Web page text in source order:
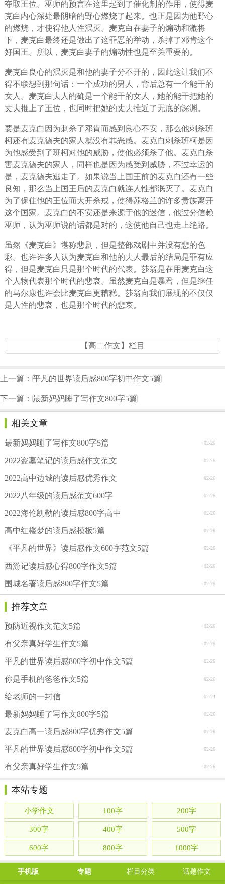
夺取王位。巫师的预言在这里起到了催化剂的作用，使得麦
克白内心深处最阴暗的野心燃烧了起来。也正是因为他野心
的燃烧，才使得他人性泯灭。麦克白在妻子的煽动和激将
下，麦克白最终还是做出了这罪恶的举动，杀掉了邓肯这个
好国王。所以，麦克白妻子的煽动性也是至关重要的。
麦克白良心的泯灭是和他的妻子分不开的，因此这让我们不
得不联想到那句话：一个成功的男人，背后总有一个能干的
女人。麦克白夫人的确是一个能干的女人，她的能干把她的
丈夫推上了王位，也同时把她的丈夫推近了无底的深渊。
要是麦克白因为刺杀了邓肯而感到良心不安，那么他刺杀班
柯还有麦克德夫的家人就没有罪恶感。麦克白刺杀班柯是因
为他感受到了班柯对他的威胁，使他必须杀了他。麦克白杀
害麦克德夫的家人，同样也是因为感受到威胁，不过幸运的
是，麦克德夫逃走了。如果说当上国王前的麦克白还有一些
良知，那么当上国王后的麦克白就连人性都泯灭了。麦克白
为了保住他的王位而大开杀戒，使得苏格兰的许多贵族离开
这个国家。麦克白的不安还是来源于他的迷信，他过分信赖
巫师，认为巫师说的话都是对的，这使他自己也走上绝路。
虽然《麦克白》堪称悲剧，但是整部戏剧中并没有悲的色
彩。也许许多人认为麦克白和他的夫人最后的结局是罪有应
得，但是麦克白只是那个时代的代表。莎翁是在用麦克白这
个人物代表那个时代的悲哀。虽然麦克白是暴君，但是继任
的马尔康也许会比麦克白更糟糕。莎翁向我们展现的不仅仅
是人性的悲哀，也是那个时代的悲哀。
【高二作文】栏目
上一篇： 平凡的世界读后感800字初中作文5篇
下一篇： 最新妈妈睡了写作文800字5篇
相关文章
02-26
最新妈妈睡了写作文800字5篇
02-26
2022盗墓笔记的读后感作文范文
02-26
2022高中边城的读后感优秀作文
02-26
2022八年级的读后感范文600字
02-26
2022海伦凯勒的读后感800字高中
02-26
高中红楼梦的读后感模板5篇
02-26
《平凡的世界》读后感作文600字范文5篇
02-26
西游记读后感心得800字作文5篇
02-26
围城名著读后感800字作文5篇
推荐文章
02-26
预防近视作文范文5篇
02-26
有父亲真好学生作文5篇
02-26
平凡的世界读后感800字初中作文5篇
02-26
你是手机的爸爸作文5篇
02-24
给老师的一封信
02-26
最新妈妈睡了写作文800字5篇
02-26
麦克白高一读后感800字优秀作文5篇
02-26
平凡的世界读后感800字初中作文5篇
02-26
有父亲真好学生作文5篇
本站专题
小学作文 100字 200字
300字 400字 500字
600字 800字 1000字
手机版 专题 栏目分类 话题作文